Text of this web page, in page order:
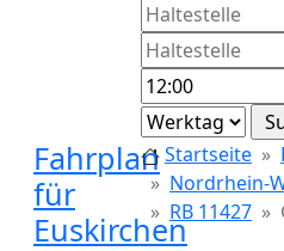
Fahrplan
für
Euskirchen
Startseite
Nordrhein-
RB 11427